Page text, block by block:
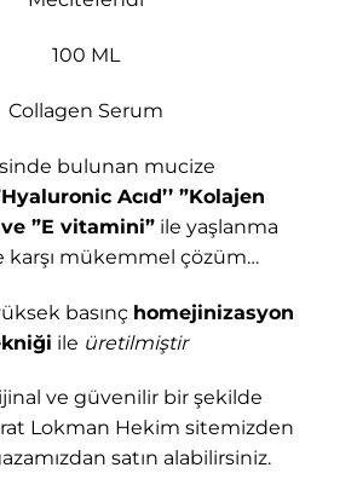
100 ML
Collagen Serum
bulunan mucize
Acıd’’ ”Kolajen
ve ”E vitamini” ile yaşlanma
karşı mükemmel çözüm…
basınç homejinizasyon
ile üretilmiştir
ve güvenilir bir şekilde
Lokman Hekim sitemizden
satın alabilirsiniz.